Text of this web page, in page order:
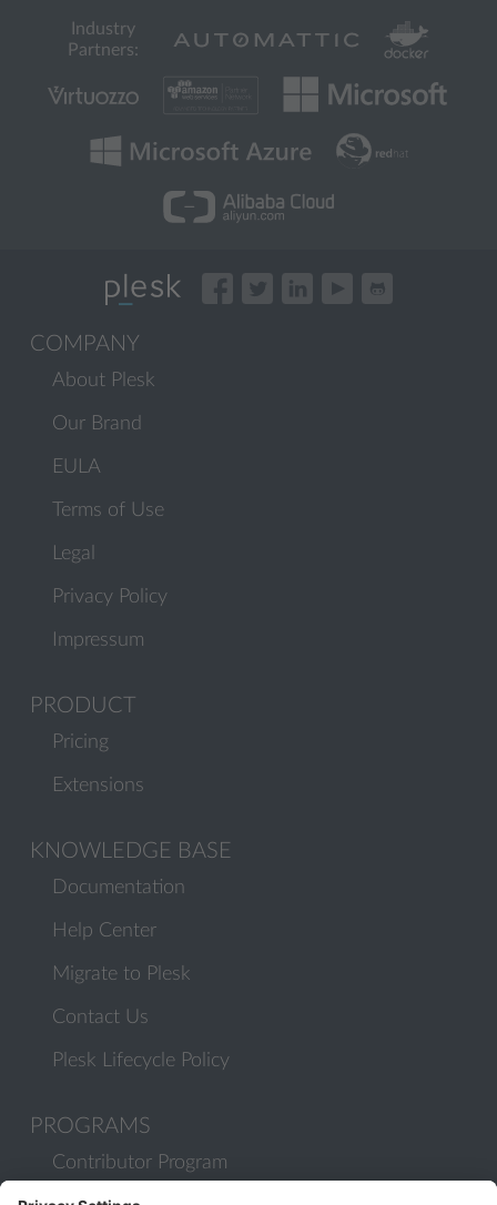
Industry
Partners:
COMPANY
About Plesk
Our Brand
EULA
Terms of Use
Legal
Privacy Policy
Impressum
PRODUCT
Pricing
Extensions
KNOWLEDGE BASE
Documentation
Help Center
Migrate to Plesk
Contact Us
Plesk Lifecycle Policy
PROGRAMS
Contributor Program